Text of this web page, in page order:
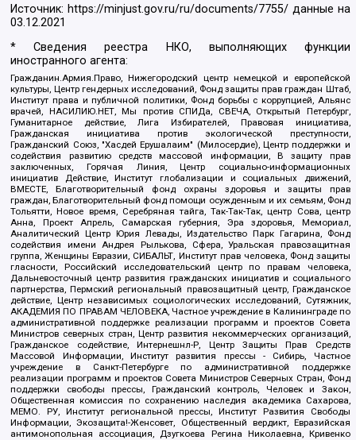
Источник: https://minjust.gov.ru/ru/documents/7755/ данные на
03.12.2021
* Сведения реестра НКО, выполняющих функции
иностранного агента:
Гражданин.Армия.Право, Нижегородский центр немецкой и европейской
культуры, Центр гендерных исследований, Фонд защиты прав граждан Штаб,
Институт права и публичной политики, Фонд борьбы с коррупцией, Альянс
врачей, НАСИЛИЮ.НЕТ, Мы против СПИДа, СВЕЧА, Открытый Петербург,
Гуманитарное действие, Лига Избирателей, Правовая инициатива,
Гражданская инициатива против экологической преступности,
Гражданский Союз, "Хасдей Ерушалаим" (Милосердие), Центр поддержки и
содействия развитию средств массовой информации, В защиту прав
заключенных, Горячая Линия, Центр социально-информационных
инициатив Действие, Институт глобализации и социальных движений,
ВМЕСТЕ, Благотворительный фонд охраны здоровья и защиты прав
граждан, Благотворительный фонд помощи осужденным и их семьям, Фонд
Тольятти, Новое время, Серебряная тайга, Так-Так-Так, центр Сова, центр
Анна, Проект Апрель, Самарская губерния, Эра здоровья, Мемориал,
Аналитический Центр Юрия Левады, Издательство Парк Гагарина, Фонд
содействия имени Андрея Рылькова, Сфера, Уральская правозащитная
группа, Женщины Евразии, СИБАЛЬТ, Институт прав человека, Фонд защиты
гласности, Российский исследовательский центр по правам человека,
Дальневосточный центр развития гражданских инициатив и социального
партнерства, Пермский региональный правозащитный центр, Гражданское
действие, Центр независимых социологических исследований, Сутяжник,
АКАДЕМИЯ ПО ПРАВАМ ЧЕЛОВЕКА, Частное учреждение в Калининграде по
административной поддержке реализации программ и проектов Совета
Министров северных стран, Центр развития некоммерческих организаций,
Гражданское содействие, Интернешнл-Р, Центр Защиты Прав Средств
Массовой Информации, Институт развития прессы - Сибирь, Частное
учреждение в Санкт-Петербурге по административной поддержке
реализации программ и проектов Совета Министров Северных Стран, Фонд
поддержки свободы прессы, Гражданский контроль, Человек и Закон,
Общественная комиссия по сохранению наследия академика Сахарова,
МЕМО. РУ, Институт региональной прессы, Институт Развития Свободы
Информации, Экозащита!-Женсовет, Общественный вердикт, Евразийская
антимонопольная ассоциация, Дзугкоева Регина Николаевна, Кривенко